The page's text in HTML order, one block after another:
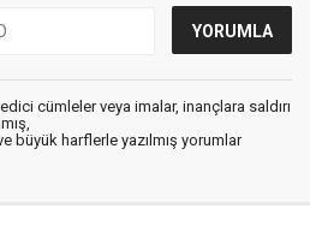
cümleler veya imalar, inançlara saldırı
büyük harflerle yazılmış yorumlar